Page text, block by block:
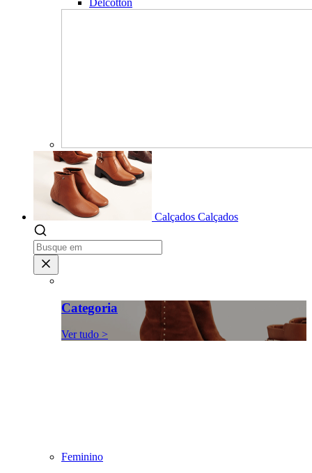
Delcotton
Calçados Calçados
Categoria
Ver tudo >
Feminino